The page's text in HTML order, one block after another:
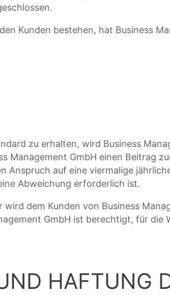
Kunden bestehen, hat Business
zu erhalten, wird Business
Management GmbH einen Beitrag
Anspruch auf eine viermalige
Abweichung erforderlich ist.
wird dem Kunden von Business
GmbH ist berechtigt, für die
HAFTUNG